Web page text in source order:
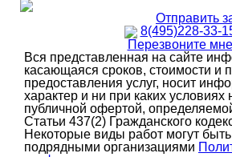
Отправить
8(495)228-33-
Перезвоните мне
Вся представленная на сайте
касающаяся сроков, стоимости и
предоставления услуг, носит
характер и ни при каких условиях
публичной офертой,
Статьи 437(2) Гражданского
Некоторые виды работ могут
подрядными организациями